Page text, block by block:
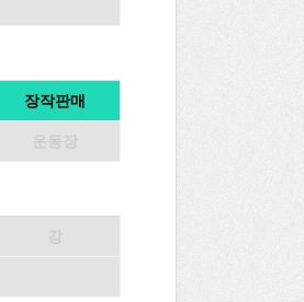
장작판매